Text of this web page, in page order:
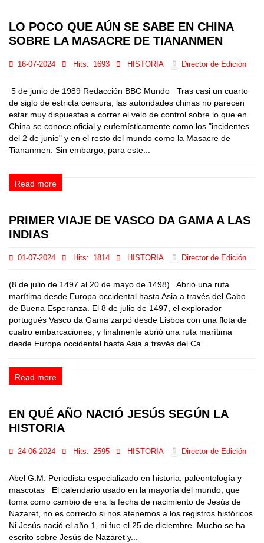
LO POCO QUE AÚN SE SABE EN CHINA
SOBRE LA MASACRE DE TIANANMEN
16-07-2024 Hits: 1693 HISTORIA Director de Edición
5 de junio de 1989 Redacción BBC Mundo Tras casi un cuarto
de siglo de estricta censura, las autoridades chinas no parecen
estar muy dispuestas a correr el velo de control sobre lo que en
China se conoce oficial y eufemísticamente como los "incidentes
del 2 de junio" y en el resto del mundo como la Masacre de
Tiananmen. Sin embargo, para este...
Read more
PRIMER VIAJE DE VASCO DA GAMA A LAS
INDIAS
01-07-2024 Hits: 1814 HISTORIA Director de Edición
(8 de julio de 1497 al 20 de mayo de 1498) Abrió una ruta
marítima desde Europa occidental hasta Asia a través del Cabo
de Buena Esperanza. El 8 de julio de 1497, el explorador
portugués Vasco da Gama zarpó desde Lisboa con una flota de
cuatro embarcaciones, y finalmente abrió una ruta marítima
desde Europa occidental hasta Asia a través del Ca...
Read more
EN QUÉ AÑO NACIÓ JESÚS SEGÚN LA
HISTORIA
24-06-2024 Hits: 2595 HISTORIA Director de Edición
Abel G.M. Periodista especializado en historia, paleontología y
mascotas El calendario usado en la mayoría del mundo, que
toma como cambio de era la fecha de nacimiento de Jesús de
Nazaret, no es correcto si nos atenemos a los registros históricos.
Ni Jesús nació el año 1, ni fue el 25 de diciembre. Mucho se ha
escrito sobre Jesús de Nazaret y...